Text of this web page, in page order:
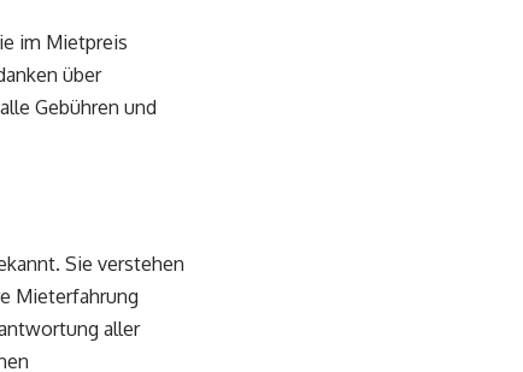
im Mietpreis
über
Gebühren und
Sie verstehen
Mieterfahrung
aller